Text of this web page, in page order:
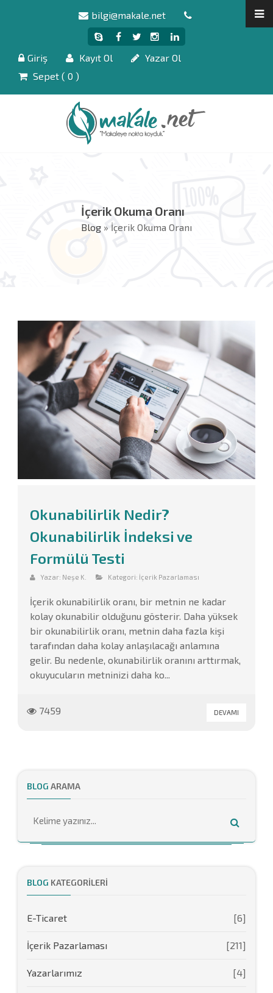
bilgi@makale.net
Giriş Kayıt Ol
Yazar Ol
Sepet ( 0 )
İçerik Okuma Oranı
Blog » İçerik Okuma Oranı
Okunabilirlik Nedir?
Okunabilirlik İndeksi ve
Formülü Testi
Yazar: Neşe K. Kategori: İçerik Pazarlaması
İçerik okunabilirlik oranı, bir metnin ne kadar
kolay okunabilir olduğunu gösterir. Daha yüksek
bir okunabilirlik oranı, metnin daha fazla kişi
tarafından daha kolay anlaşılacağı anlamına
gelir. Bu nedenle, okunabilirlik oranını arttırmak,
okuyucuların metninizi daha ko...
7459 DEVAMI
BLOG ARAMA
BLOG KATEGORILERI
E-Ticaret [6]
İçerik Pazarlaması [211]
Yazarlarımız [4]